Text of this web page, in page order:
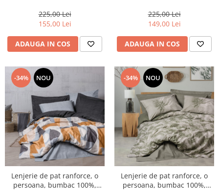
225,00 Lei
155,00 Lei
ADAUGA IN COS
225,00 Lei
149,00 Lei
ADAUGA IN COS
-34% NOU
Lenjerie de pat ranforce, o
persoana, bumbac 100%,
-34% NOU
Lenjerie de pat ranforce, o
persoana, bumbac 100%,